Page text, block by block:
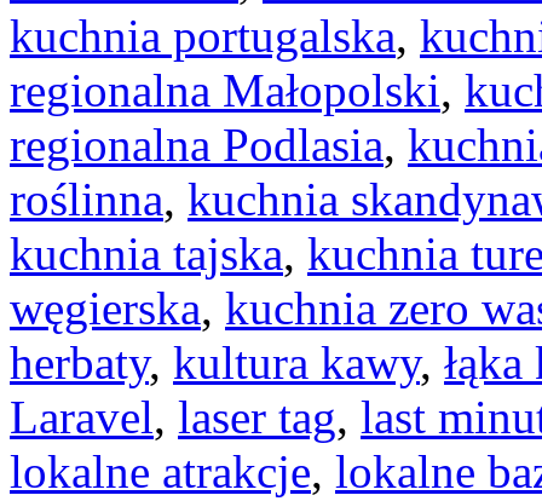
kuchnia portugalska,
regionalna Małopolski,
regionalna Podlasia,
roślinna, kuchnia
kuchnia tajska, kuchnia
węgierska, kuchnia zero
herbaty, kultura kawy,
Laravel, laser tag, last
lokalne atrakcje, lokalne